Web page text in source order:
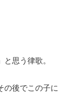
思う律歌。
の後でこの子に